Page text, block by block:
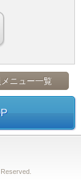
ニュー一覧